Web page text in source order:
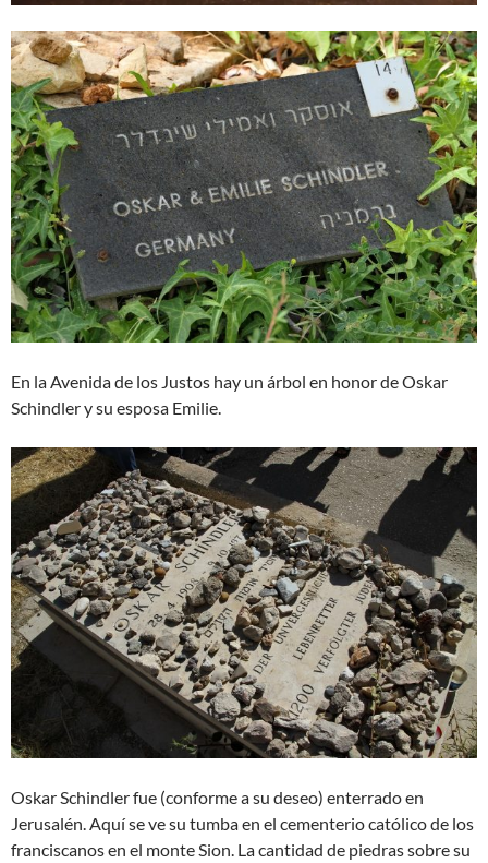
En la Avenida de los Justos hay un árbol en honor de Oskar
Schindler y su esposa Emilie.
Oskar Schindler fue (conforme a su deseo) enterrado en
Jerusalén. Aquí se ve su tumba en el cementerio católico de los
franciscanos en el monte Sion. La cantidad de piedras sobre su